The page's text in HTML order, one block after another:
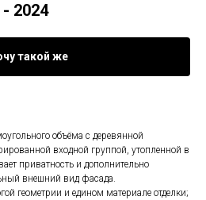
2024
такой же
объёма с деревянной
входной группой, утопленной в
приватность и дополнительно
внешний вид фасада.
геометрии и едином материале отделки;